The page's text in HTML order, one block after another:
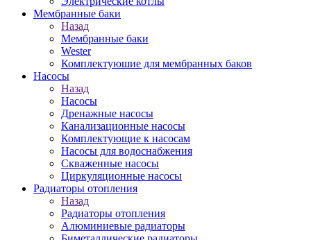
Мембранные баки
Назад
Мембранные баки
Wester
Комплектуюшие для мембранных баков
Насосы
Назад
Насосы
Дренажные насосы
Канализационные насосы
Комплектующие к насосам
Насосы для водоснабжения
Скваженные насосы
Циркуляционные насосы
Радиаторы отопления
Назад
Радиаторы отопления
Алюминиевые радиаторы